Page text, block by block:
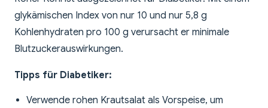
glykämischen Index von nur 10 und nur 5,8 g
Kohlenhydraten pro 100 g verursacht er minimale
Blutzuckerauswirkungen.
Tipps für Diabetiker:
Verwende rohen Krautsalat als Vorspeise, um